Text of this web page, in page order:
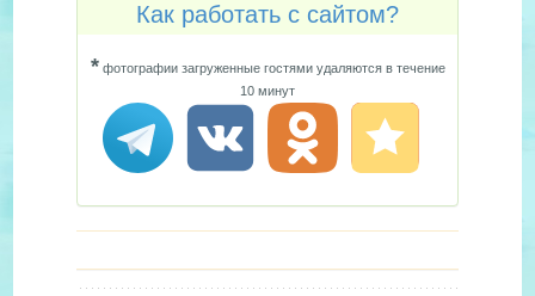
Как работать с сайтом?
*фотографии загруженные гостями удаляются в течение
10 минут